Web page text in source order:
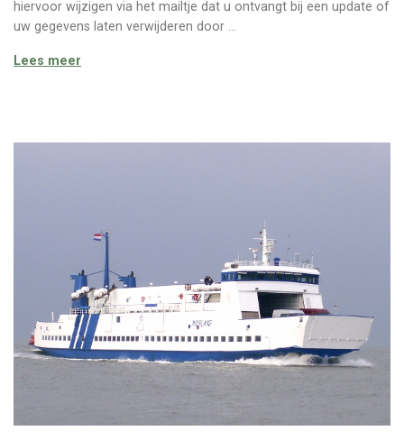
hiervoor wijzigen via het mailtje dat u ontvangt bij een update of
uw gegevens laten verwijderen door …
Lees meer